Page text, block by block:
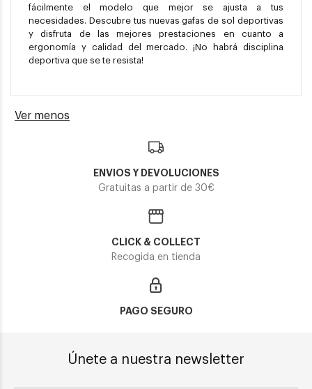
fácilmente el modelo que mejor se ajusta a tus
necesidades. Descubre tus nuevas gafas de sol deportivas
y disfruta de las mejores prestaciones en cuanto a
ergonomía y calidad del mercado. ¡No habrá disciplina
deportiva que se te resista!
Ver menos
ENVIOS Y DEVOLUCIONES
Gratuitas a partir de 30€
CLICK & COLLECT
Recogida en tienda
PAGO SEGURO
Únete a nuestra newsletter